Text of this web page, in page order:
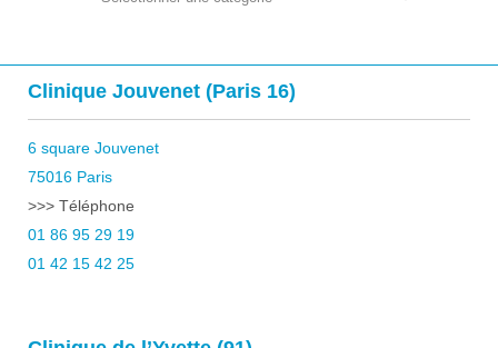
Clinique Jouvenet (Paris 16)
6 square Jouvenet
75016 Paris
>>> Téléphone
01 86 95 29 19
01 42 15 42 25